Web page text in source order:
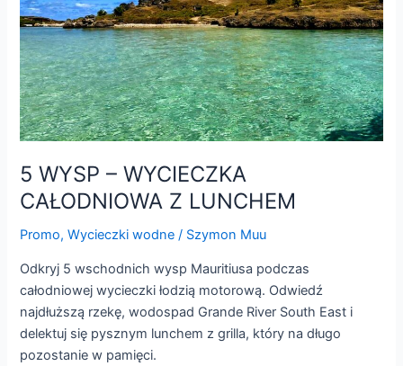
5 WYSP – WYCIECZKA
CAŁODNIOWA Z LUNCHEM
Promo,Wycieczki wodne / Szymon Muu
Odkryj 5 wschodnich wysp Mauritiusa podczas
całodniowej wycieczki łodzią motorową. Odwiedź
najdłuższą rzekę, wodospad Grande River South East i
delektuj się pysznym lunchem z grilla, który na długo
pozostanie w pamięci.
LUNCHEM